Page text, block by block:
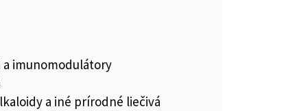
a imunomodulátory
a iné prírodné liečivá